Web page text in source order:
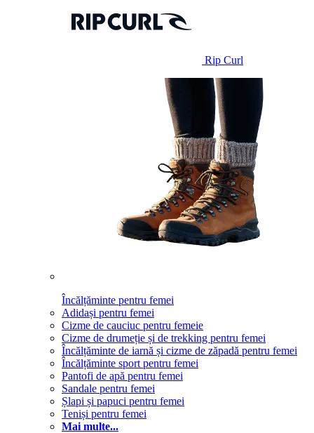
Rip Curl
Încălțăminte pentru femei
Adidași pentru femei
Cizme de cauciuc pentru femeie
Cizme de drumeție și de trekking pentru femei
Încălțăminte de iarnă și cizme de zăpadă pentru femei
Încălțăminte sport pentru femei
Pantofi de apă pentru femei
Sandale pentru femei
Șlapi și papuci pentru femei
Teniși pentru femei
Mai multe...